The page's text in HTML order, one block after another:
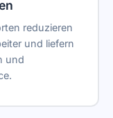
reduzieren
und liefern
und